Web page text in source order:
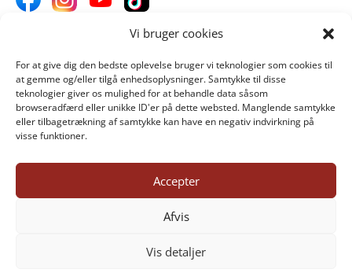
Vi bruger cookies
For at give dig den bedste oplevelse bruger vi teknologier som cookies til
at gemme og/eller tilgå enhedsoplysninger. Samtykke til disse
teknologier giver os mulighed for at behandle data såsom
browseradfærd eller unikke ID'er på dette websted. Manglende samtykke
eller tilbagetrækning af samtykke kan have en negativ indvirkning på
visse funktioner.
Accepter
Afvis
Vis detaljer
Donér til Inges Kattehjem
DONÉR
©INGES-KATTEHJEM.DK 2025